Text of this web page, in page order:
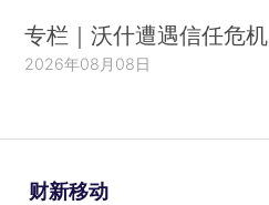
专栏｜沃什遭遇信任危机
2026年08月08日
财新移动